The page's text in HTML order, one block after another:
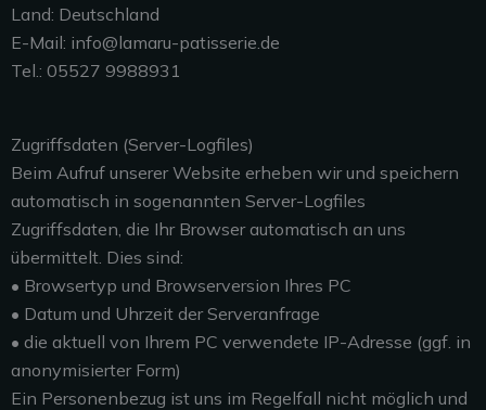
Land: Deutschland
E-Mail: info@lamaru-patisserie.de
Tel.: 05527 9988931
Zugriffsdaten (Server-Logfiles)
Beim Aufruf unserer Website erheben wir und speichern
automatisch in sogenannten Server-Logfiles
Zugriffsdaten, die Ihr Browser automatisch an uns
übermittelt. Dies sind:
• Browsertyp und Browserversion Ihres PC
• Datum und Uhrzeit der Serveranfrage
• die aktuell von Ihrem PC verwendete IP-Adresse (ggf. in
anonymisierter Form)
Ein Personenbezug ist uns im Regelfall nicht möglich und